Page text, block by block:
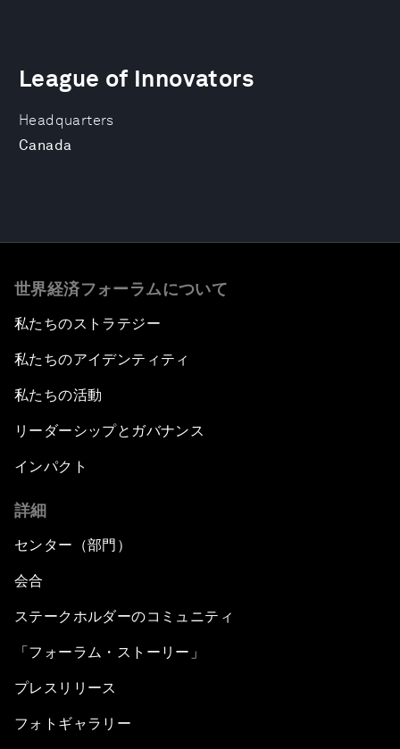
Headquarters
Canada
League of Innovators
世界経済フォーラムについて
私たちのストラテジー
私たちのアイデンティティ
私たちの活動
リーダーシップとガバナンス
インパクト
詳細
センター（部門）
会合
ステークホルダーのコミュニティ
「フォーラム・ストーリー」
プレスリリース
フォトギャラリー